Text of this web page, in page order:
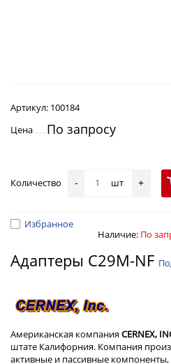
Артикул: 100184
Цена
По запросу
Количество - шт +
Избранное
Наличие: По
Адаптеры C29M-NF
Американская компанияCERNEX,
штате Калифорния. Компания
активные и пассивные